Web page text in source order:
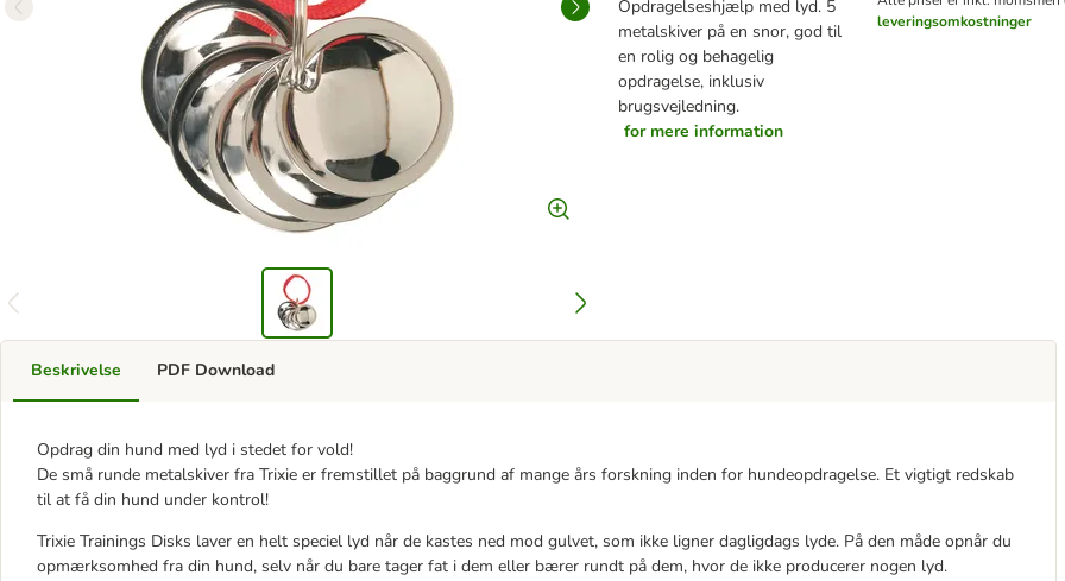
Opdragelseshjælp med lyd. 5
metalskiver på en snor, god til
en rolig og behagelig
opdragelse, inklusiv
brugsvejledning.
for mere information
leveringsomkostninger
Beskrivelse
Opdrag din hund med lyd i stedet for vold!
De små runde metalskiver fra Trixie er fremstillet på baggrund af mange års forskning inden for hundeopdragelse. Et vigtigt redskab
til at få din hund under kontrol!
Trixie Trainings Disks laver en helt speciel lyd når de kastes ned mod gulvet, som ikke ligner dagligdags lyde. På den måde opnår du
opmærksomhed fra din hund, selv når du bare tager fat i dem eller bærer rundt på dem, hvor de ikke producerer nogen lyd.
PDF Download